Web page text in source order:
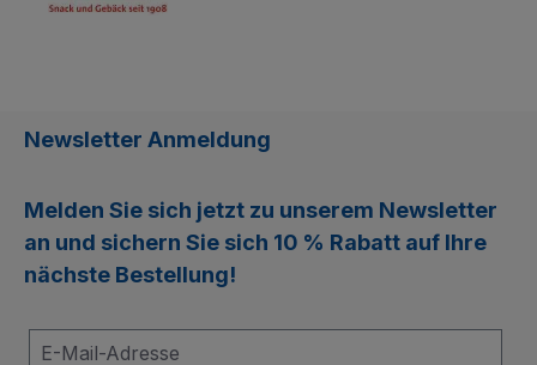
Newsletter Anmeldung
Melden Sie sich jetzt zu unserem Newsletter
an und sichern Sie sich 10 % Rabatt auf Ihre
nächste Bestellung!